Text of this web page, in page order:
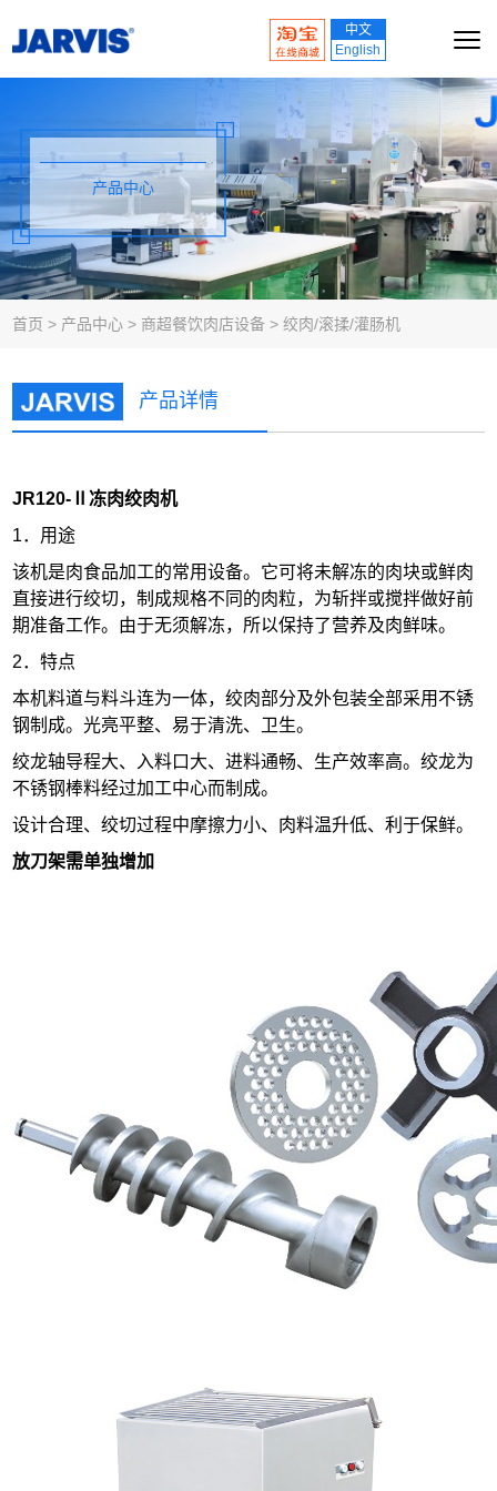
中文
English
产品中心
首页 > 产品中心 > 商超餐饮肉店设备 >绞肉/滚揉/灌肠机
产品详情
JR120-Ⅱ冻肉绞肉机
1．用途
该机是肉食品加工的常用设备。它可将未解冻的肉块或鲜肉
直接进行绞切，制成规格不同的肉粒，为斩拌或搅拌做好前
期准备工作。由于无须解冻，所以保持了营养及肉鲜味。
2．特点
本机料道与料斗连为一体，绞肉部分及外包装全部采用不锈
钢制成。光亮平整、易于清洗、卫生。
绞龙轴导程大、入料口大、进料通畅、生产效率高。绞龙为
不锈钢棒料经过加工中心而制成。
设计合理、绞切过程中摩擦力小、肉料温升低、利于保鲜。
放刀架需单独增加